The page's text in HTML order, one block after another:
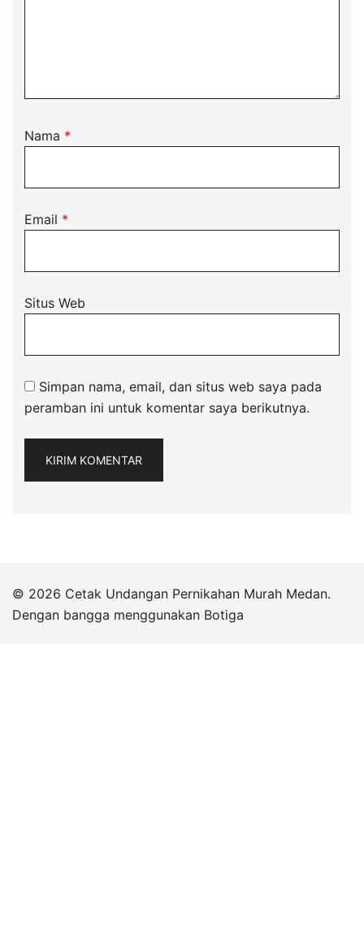
Nama *
Email *
Situs Web
Simpan nama, email, dan situs web saya pada
peramban ini untuk komentar saya berikutnya.
© 2026 Cetak Undangan Pernikahan Murah Medan.
Dengan bangga menggunakan Botiga